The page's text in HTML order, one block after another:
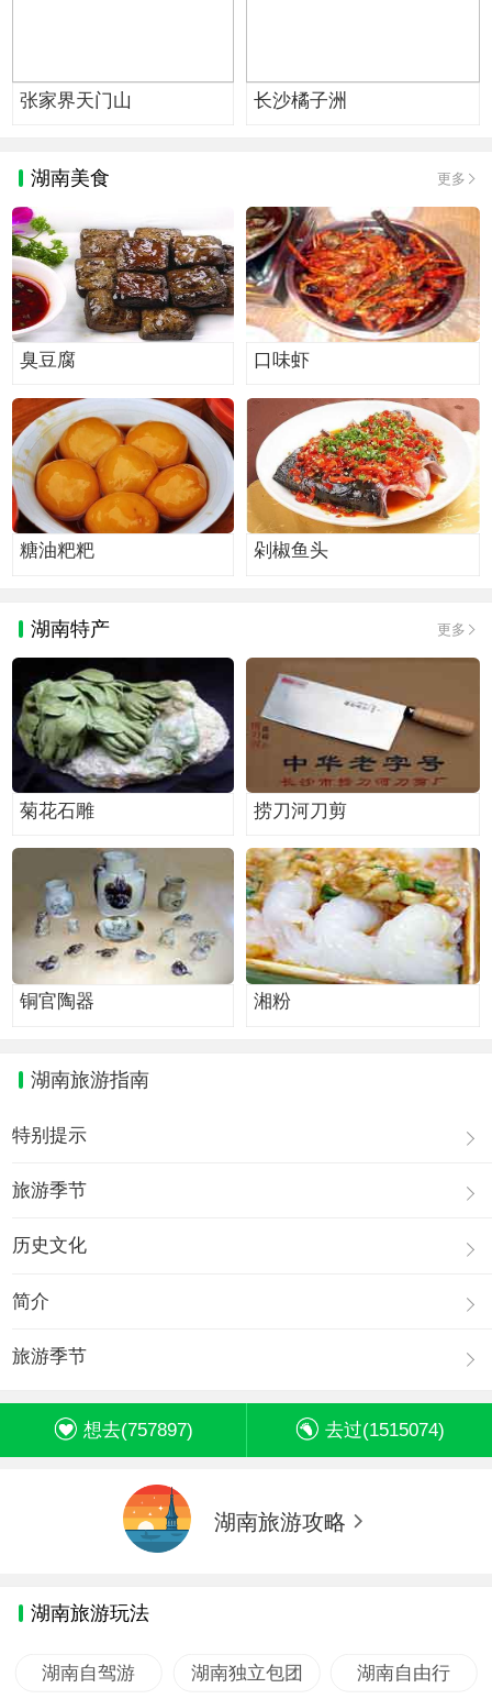
张家界天门山 长沙橘子洲
湖南美食 更多
臭豆腐 口味虾
糖油粑粑 剁椒鱼头
湖南特产 更多
菊花石雕 捞刀河刀剪
铜官陶器 湘粉
湖南旅游指南
特别提示
旅游季节
历史文化
简介
旅游季节
想去(757897) 去过(1515074)
湖南旅游攻略
湖南旅游玩法
湖南自驾游 湖南独立包团 湖南自由行